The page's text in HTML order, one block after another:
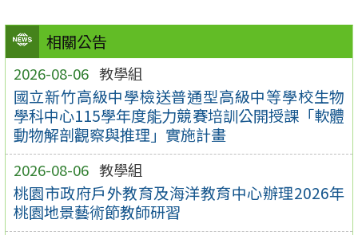
相關公告
2026-08-06 教學組
國立新竹高級中學檢送普通型高級中等學校生物
學科中心115學年度能力競賽培訓公開授課「軟體
動物解剖觀察與推理」實施計畫
2026-08-06 教學組
桃園市政府戶外教育及海洋教育中心辦理2026年
桃園地景藝術節教師研習